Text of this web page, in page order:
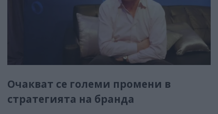
Очакват се големи промени в
стратегията на бранда